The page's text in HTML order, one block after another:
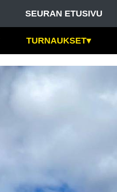
SEURAN ETUSIVU
TURNAUKSET▾